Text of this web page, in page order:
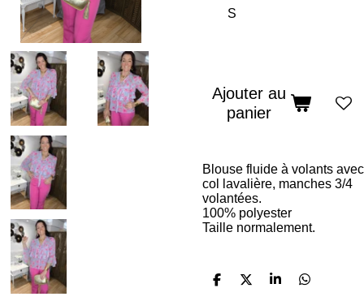
Ajouter au
panier
Blouse fluide à volants avec
col lavalière, manches 3/4
volantées.
100% polyester
Taille normalement.
P
P
P
P